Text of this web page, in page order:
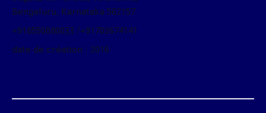
Bengaluru, Karnataka 562157
+918550080033 /+91702674141
date de création : 2016